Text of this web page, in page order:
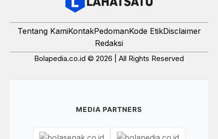
Tentang KamiKontakPedomanKode EtikDisclaimer
Redaksi
Bolapedia.co.id © 2026 | All Rights Reserved
MEDIA PARTNERS